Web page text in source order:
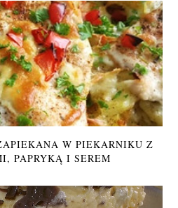
W PIEKARNIKU Z
PAPRYKĄ I SEREM